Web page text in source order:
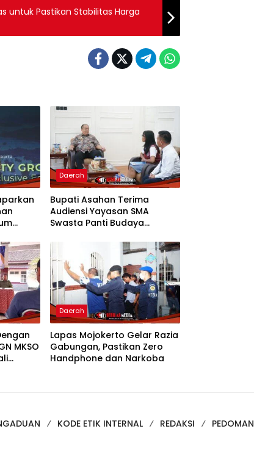
untuk Pastikan Stabilitas Harga
Daerah
Bupati Asahan Terima
Audiensi Yayasan SMA
Swasta Panti Budaya
Grace Natalie Sagala
MKSO
Daerah
Lapas Mojokerto Gelar Razia
Gabungan, Pastikan Zero
Handphone dan Narkoba
KODE ETIK INTERNAL REDAKSI PEDOMAN